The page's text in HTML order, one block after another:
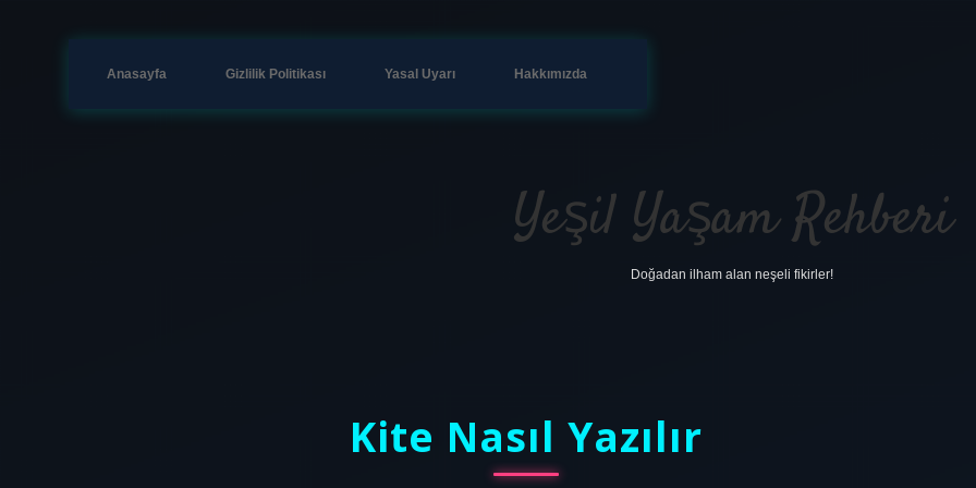
Anasayfa Gizlilik Politikası Yasal Uyarı Hakkımızda
Yeşil Yaşam Rehberi
Doğadan ilham alan neşeli fikirler!
Kite Nasıl Yazılır